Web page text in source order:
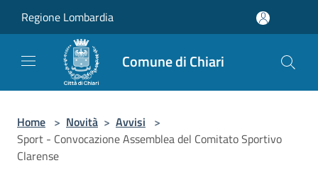
Regione Lombardia
Comune di Chiari
Home > Novità > Avvisi >
Sport - Convocazione Assemblea del Comitato Sportivo
Clarense